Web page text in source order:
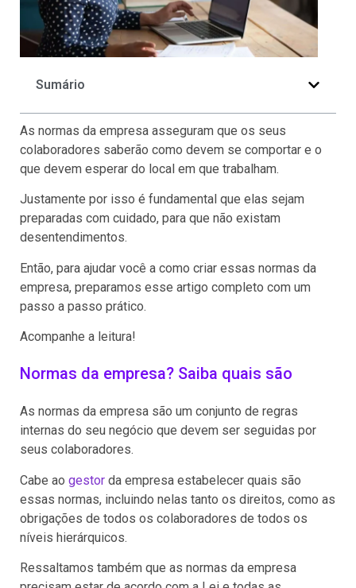
Sumário
As normas da empresa asseguram que os seus
colaboradores saberão como devem se comportar e o
que devem esperar do local em que trabalham.
Justamente por isso é fundamental que elas sejam
preparadas com cuidado, para que não existam
desentendimentos.
Então, para ajudar você a como criar essas normas da
empresa, preparamos esse artigo completo com um
passo a passo prático.
Acompanhe a leitura!
Normas da empresa? Saiba quais são
As normas da empresa são um conjunto de regras
internas do seu negócio que devem ser seguidas por
seus colaboradores.
Cabe ao gestor da empresa estabelecer quais são
essas normas, incluindo nelas tanto os direitos, como as
obrigações de todos os colaboradores de todos os
níveis hierárquicos.
Ressaltamos também que as normas da empresa